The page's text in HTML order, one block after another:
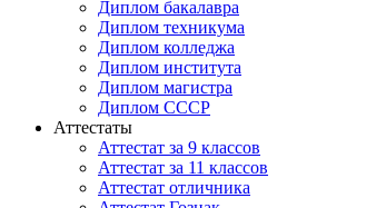
Диплом бакалавра
Диплом техникума
Диплом колледжа
Диплом института
Диплом магистра
Диплом СССР
Аттестаты
Аттестат за 9 классов
Аттестат за 11 классов
Аттестат отличника